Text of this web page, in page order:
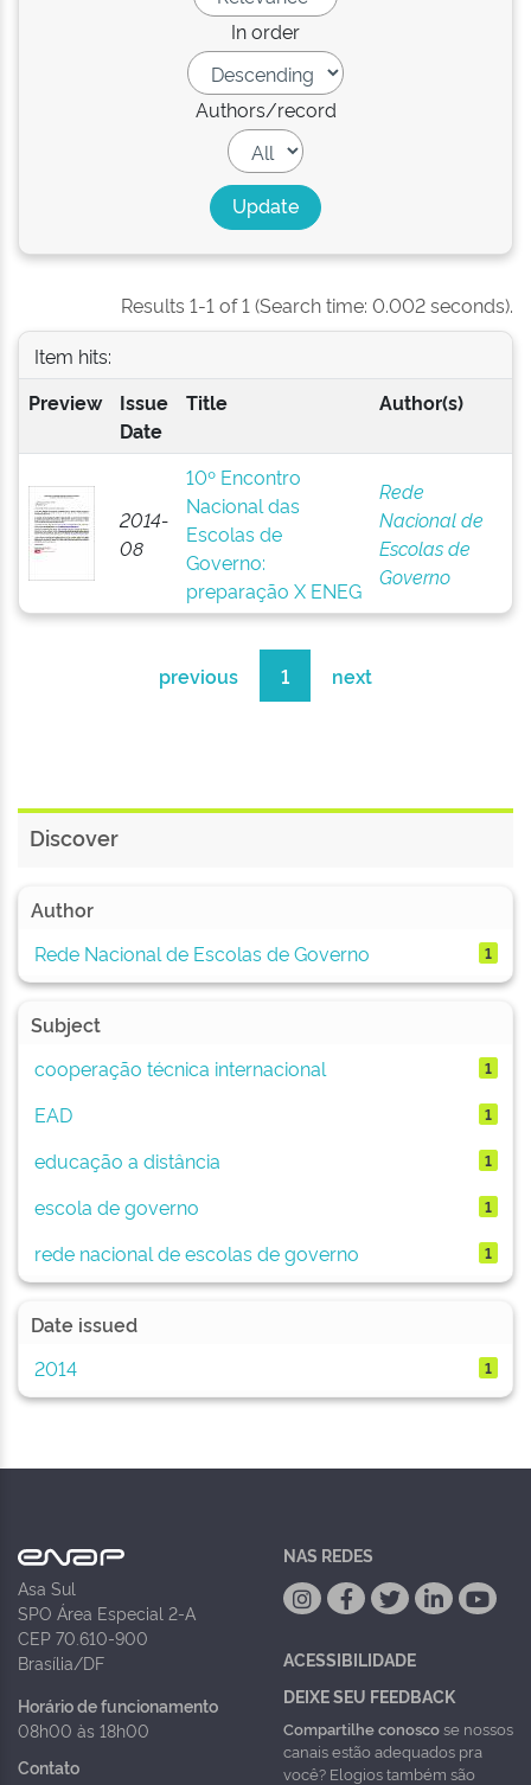
In order
Authors/record
Results 1-1 of 1 (Search time: 0.002 seconds).
Item hits:
Preview
Issue
Date
Title Author(s)
2014-
08
10º Encontro
Nacional das
Escolas de
Governo:
preparação X ENEG
Rede
Nacional de
Escolas de
Governo
previous 1 next
Discover
Author
Rede Nacional de Escolas de Governo
1
Subject
cooperação técnica internacional
1
EAD 1
educação a distância 1
escola de governo 1
rede nacional de escolas de governo 1
Date issued
2014
1
Asa Sul
SPO Área Especial 2-A
CEP 70.610-900
Brasília/DF
Horário de funcionamento
08h00 às 18h00
Contato
NAS REDES
ACESSIBILIDADE
DEIXE SEU FEEDBACK
Compartilhe conoscose nossos
canais estão adequados pra
você? Elogios também são